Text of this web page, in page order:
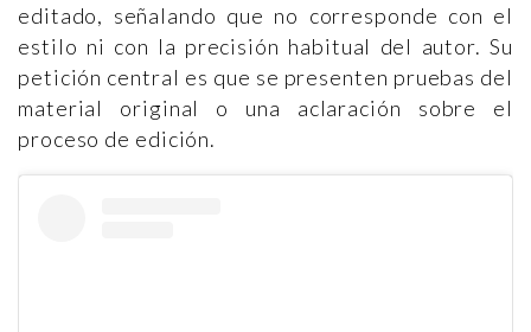
editado, señalando que no corresponde con el
estilo ni con la precisión habitual del autor. Su
petición central es que se presenten pruebas del
material original o una aclaración sobre el
proceso de edición.